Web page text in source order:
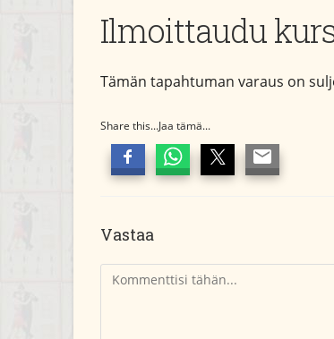
Ilmoittaudu
Tämän tapahtuman varaus on
Share this...Jaa tämä...
Vastaa
Kommentti